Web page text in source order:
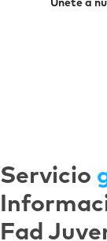
Únete a
Servicio
Fad